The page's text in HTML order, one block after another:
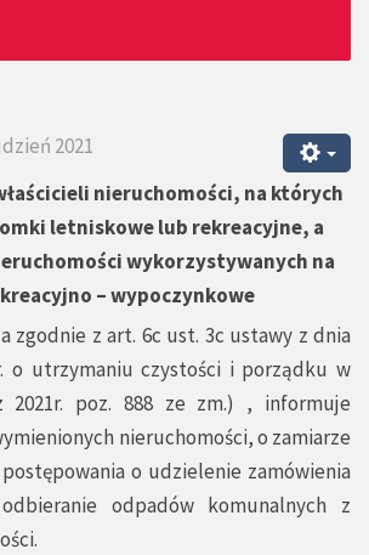
2021
nieruchomości, na których
letniskowe lub rekreacyjne, a
wykorzystywanych na
– wypoczynkowe
zgodnie z art. 6c ust. 3c ustawy z dnia
o utrzymaniu czystości i porządku w
2021r. poz. 888 ze zm.) , informuje
nieruchomości, o zamiarze
o udzielenie zamówienia
odpadów komunalnych z